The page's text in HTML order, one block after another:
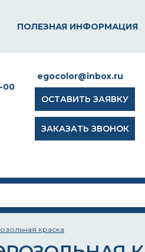
ПОЛЕЗНАЯ ИНФОРМАЦИЯ
egocolor@inbox.ru
ОСТАВИТЬ ЗАЯВКУ
ЗАКАЗАТЬ ЗВОНОК
00
краска